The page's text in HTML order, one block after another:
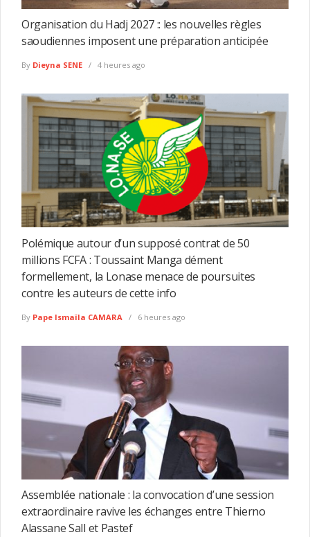
Organisation du Hadj 2027 :: les nouvelles règles
saoudiennes imposent une préparation anticipée
By Dieyna SENE 4 heures ago
Polémique autour d’un supposé contrat de 50
millions FCFA : Toussaint Manga dément
formellement, la Lonase menace de poursuites
contre les auteurs de cette info
By Pape Ismaïla CAMARA 6 heures ago
Assemblée nationale : la convocation d’une session
extraordinaire ravive les échanges entre Thierno
Alassane Sall et Pastef